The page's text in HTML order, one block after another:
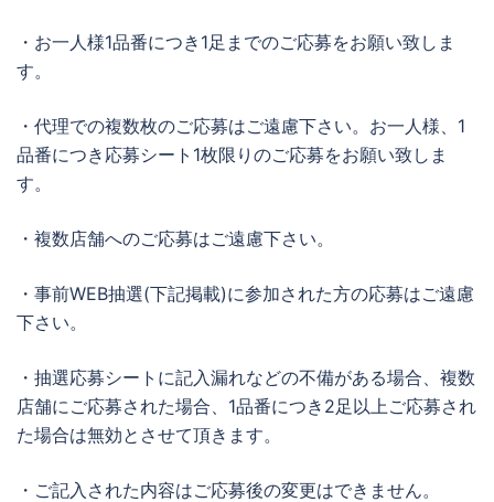
・お一人様1品番につき1足までのご応募をお願い致しま
す。
・代理での複数枚のご応募はご遠慮下さい。お一人様、1
品番につき応募シート1枚限りのご応募をお願い致しま
す。
・複数店舗へのご応募はご遠慮下さい。
・事前WEB抽選(下記掲載)に参加された方の応募はご遠慮
下さい。
・抽選応募シートに記入漏れなどの不備がある場合、複数
店舗にご応募された場合、1品番につき2足以上ご応募され
た場合は無効とさせて頂きます。
・ご記入された内容はご応募後の変更はできません。